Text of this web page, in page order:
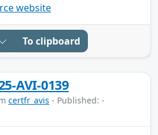
website
To clipboard
AVI-0139
certfr_avis - Published: -